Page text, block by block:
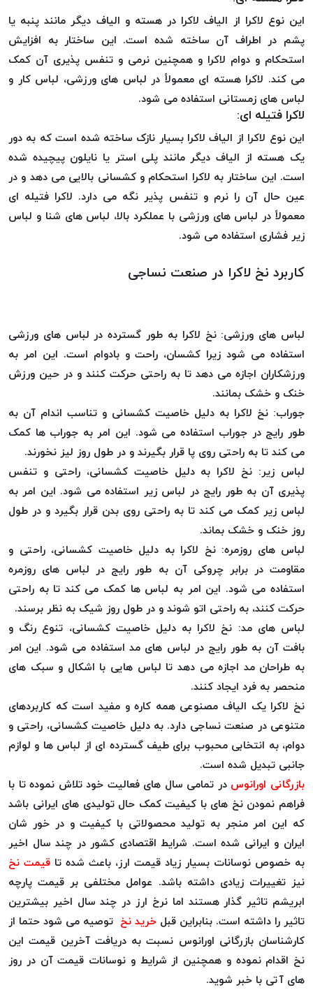
بافت
بدون
موم
کُرد
KORD
نخ
توری
پلیسه
نخ
توری
پلیسه
کرد
KORD
OMEGA
توری
پلاس
PPLUS
نخ
توری
پلیسه
بتا
KORD
BETA
دوک
های
متراژ
پایین
OMEGA
ونتو
VENTO
پارما
PARMA
نخ
دستبندی
DOVE
نخ گلدوزی
FILKRISTAL
نخ
نسوز
Aramid
&
Para-
Aramid
این نوع لاکرا از الیاف لاکرا در هسته و الیاف دیگر مانند پنبه یا
پشم در اطراف آن ساخته شده است. این ساختار به افزایش
استحکام و دوام لاکرا و همچنین نرمی و تنفس پذیری آن کمک
می کند. لاکرا هسته ای معمولاً در لباس های ورزشی، لباس کار و
لباس های زمستانی استفاده می شود.
لاکرا فتیله ای:
این نوع لاکرا از الیاف لاکرا بسیار نازک ساخته شده است که به دور
یک هسته از الیاف دیگر مانند پلی استر یا نایلون پیچیده شده
است. این ساختار به لاکرا استحکام و کشسانی بالایی می دهد و در
عین حال آن را نرم و تنفس پذیر نگه می دارد. لاکرا فتیله ای
معمولاً در لباس های ورزشی با عملکرد بالا، لباس های شنا و لباس
زیر فشاری استفاده می شود.
کاربرد نخ لاکرا در صنعت نساجی
لباس های ورزشی: نخ لاکرا به طور گسترده در لباس های ورزشی
استفاده می شود زیرا کشسان، راحت و بادوام است. این امر به
ورزشکاران اجازه می دهد تا به راحتی حرکت کنند و در حین ورزش
خنک و خشک بمانند.
جوراب: نخ لاکرا به دلیل خاصیت کشسانی و تناسب اندام آن به
طور رایج در جوراب استفاده می شود. این امر به جوراب ها کمک
می کند تا به راحتی روی پا قرار بگیرند و در طول روز لیز نخورند.
لباس زیر: نخ لاکرا به دلیل خاصیت کشسانی، راحتی و تنفس
پذیری آن به طور رایج در لباس زیر استفاده می شود. این امر به
لباس زیر کمک می کند تا به راحتی روی بدن قرار بگیرد و در طول
روز خنک و خشک بماند.
لباس های روزمره: نخ لاکرا به دلیل خاصیت کشسانی، راحتی و
مقاومت در برابر چروکی آن به طور رایج در لباس های روزمره
استفاده می شود. این امر به لباس ها کمک می کند تا به راحتی
حرکت کنند، به راحتی اتو شوند و در طول روز شیک به نظر برسند.
لباس های مد: نخ لاکرا به دلیل خاصیت کشسانی، تنوع رنگ و
بافت آن به طور رایج در لباس های مد استفاده می شود. این امر
به طراحان مد اجازه می دهد تا لباس هایی با اشکال و سبک های
منحصر به فرد ایجاد کنند.
نخ لاکرا یک الیاف مصنوعی همه کاره و مفید است که کاربردهای
متنوعی در صنعت نساجی دارد. به دلیل خاصیت کشسانی، راحتی و
دوام، به انتخابی محبوب برای طیف گسترده ای از لباس ها و لوازم
جانبی تبدیل شده است.
بازرگانی اورانوس در تمامی سال های فعالیت خود تلاش نموده تا با
فراهم نمودن نخ های با کیفیت کمک حال تولیدی های ایرانی باشد
که این امر منجر به تولید محصولاتی با کیفیت و در خور شان
ایران و ایرانی شده است. شرایط اقتصادی کشور در چند سال اخیر
به خصوص نوسانات بسیار زیاد قیمت ارز، باعث شده تا قیمت نخ
نیز تغییرات زیادی داشته باشد. عوامل مختلفی بر قیمت پارچه
ابریشم تاثیر گذار هستند اما نرخ ارز در چند سال اخیر بیشترین
تاثیر را داشته است. بنابراین قبل خرید نخ توصیه می شود حتما از
کارشناسان بازرگانی اورانوس نسبت به دریافت آخرین قیمت این
نخ اقدام نموده و همچنین از شرایط و نوسانات قیمت آن در روز
های آتی با خبر شوید.